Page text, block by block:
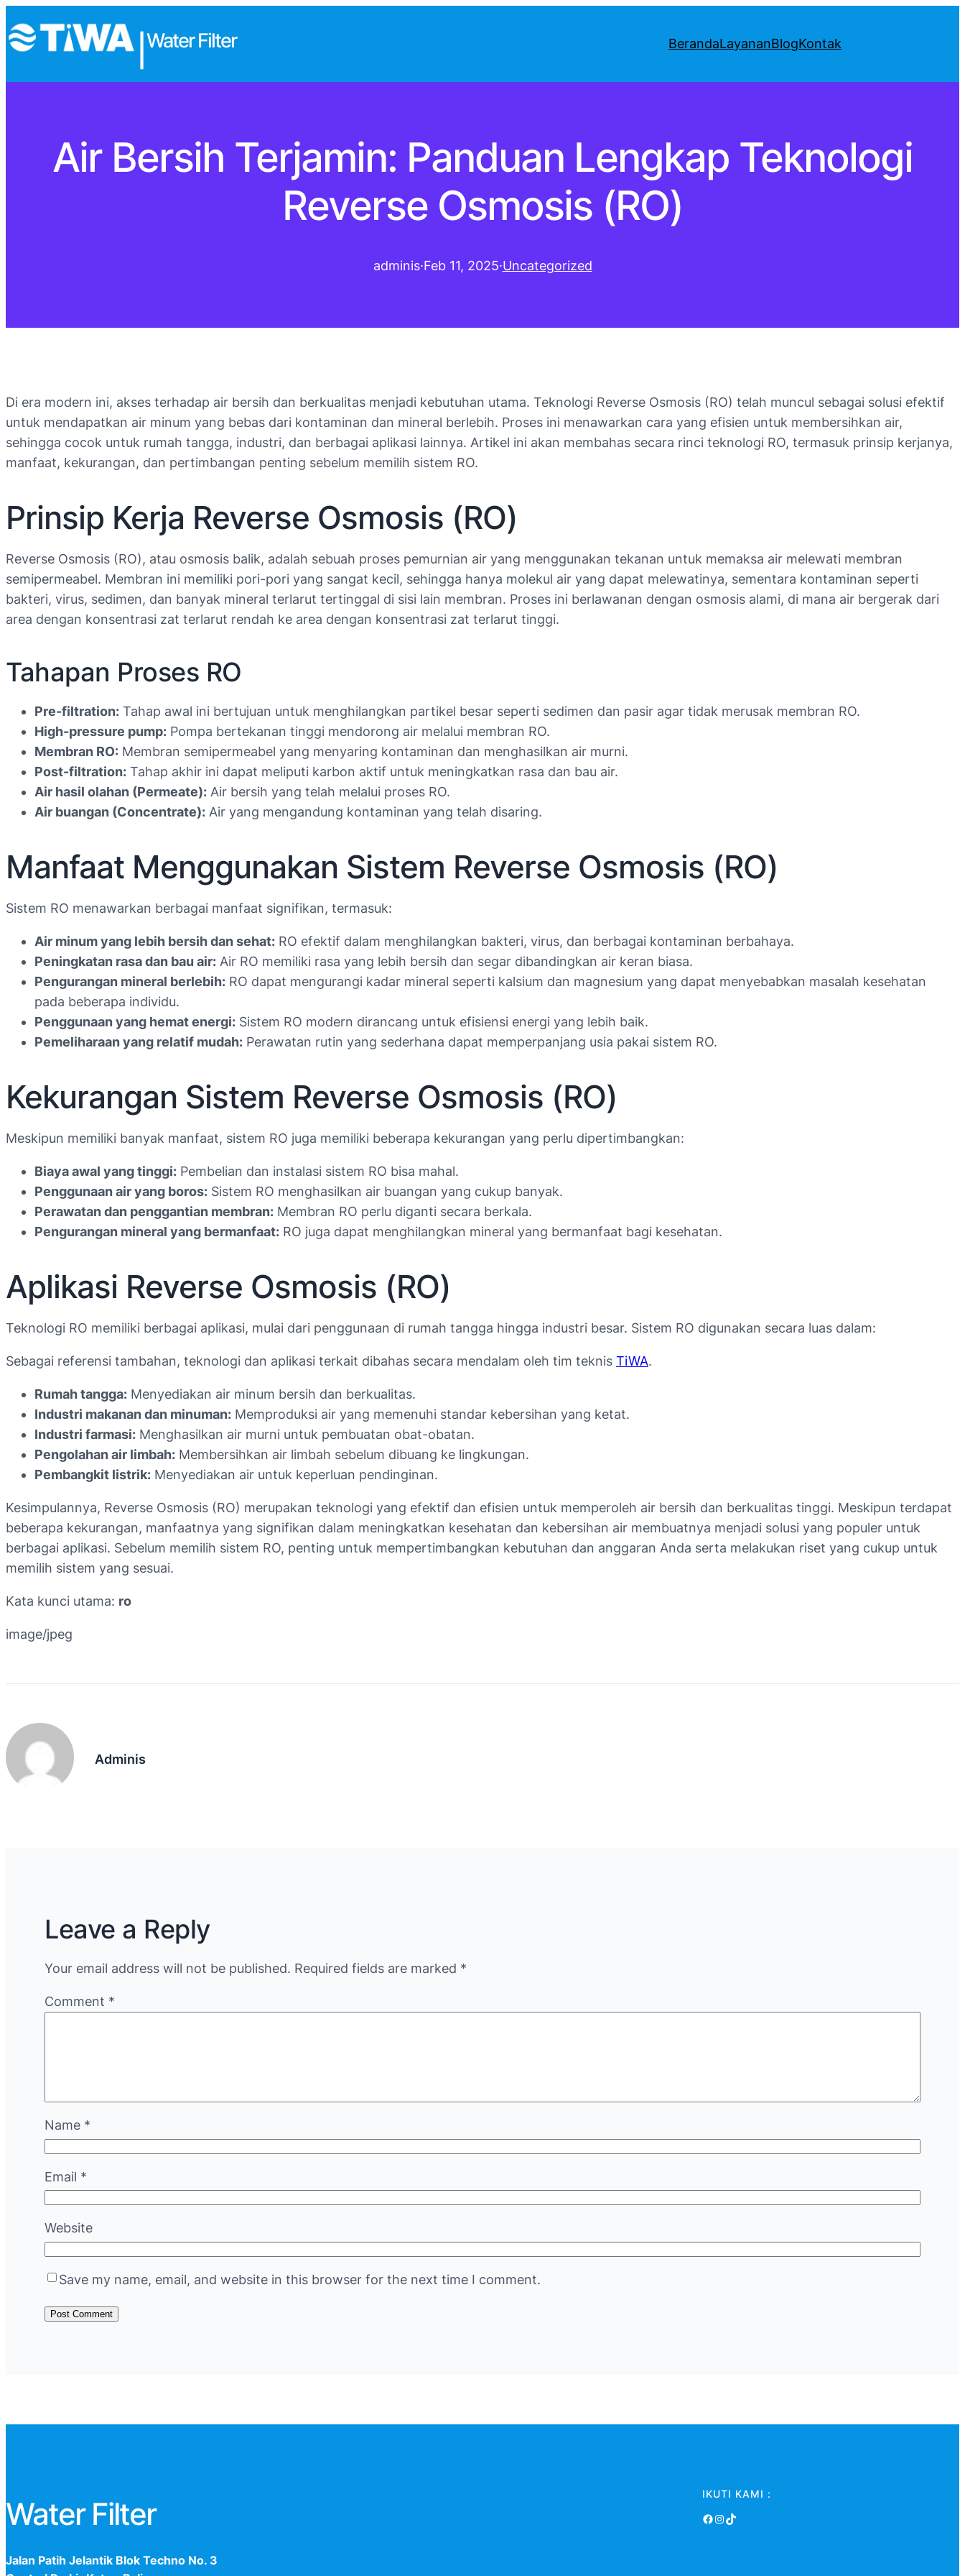
Water Filter BerandaLayananBlogKontak
Air Bersih Terjamin: Panduan Lengkap Teknologi
Reverse Osmosis (RO)
adminis·Feb 11, 2025·Uncategorized
Di era modern ini, akses terhadap air bersih dan berkualitas menjadi kebutuhan utama. Teknologi Reverse Osmosis (RO) telah muncul sebagai solusi efektif
untuk mendapatkan air minum yang bebas dari kontaminan dan mineral berlebih. Proses ini menawarkan cara yang efisien untuk membersihkan air,
sehingga cocok untuk rumah tangga, industri, dan berbagai aplikasi lainnya. Artikel ini akan membahas secara rinci teknologi RO, termasuk prinsip kerjanya,
manfaat, kekurangan, dan pertimbangan penting sebelum memilih sistem RO.
Prinsip Kerja Reverse Osmosis (RO)
Reverse Osmosis (RO), atau osmosis balik, adalah sebuah proses pemurnian air yang menggunakan tekanan untuk memaksa air melewati membran
semipermeabel. Membran ini memiliki pori-pori yang sangat kecil, sehingga hanya molekul air yang dapat melewatinya, sementara kontaminan seperti
bakteri, virus, sedimen, dan banyak mineral terlarut tertinggal di sisi lain membran. Proses ini berlawanan dengan osmosis alami, di mana air bergerak dari
area dengan konsentrasi zat terlarut rendah ke area dengan konsentrasi zat terlarut tinggi.
Tahapan Proses RO
Pre-filtration: Tahap awal ini bertujuan untuk menghilangkan partikel besar seperti sedimen dan pasir agar tidak merusak membran RO.
High-pressure pump: Pompa bertekanan tinggi mendorong air melalui membran RO.
Membran RO: Membran semipermeabel yang menyaring kontaminan dan menghasilkan air murni.
Post-filtration: Tahap akhir ini dapat meliputi karbon aktif untuk meningkatkan rasa dan bau air.
Air hasil olahan (Permeate): Air bersih yang telah melalui proses RO.
Air buangan (Concentrate): Air yang mengandung kontaminan yang telah disaring.
Manfaat Menggunakan Sistem Reverse Osmosis (RO)
Sistem RO menawarkan berbagai manfaat signifikan, termasuk:
Air minum yang lebih bersih dan sehat: RO efektif dalam menghilangkan bakteri, virus, dan berbagai kontaminan berbahaya.
Peningkatan rasa dan bau air: Air RO memiliki rasa yang lebih bersih dan segar dibandingkan air keran biasa.
Pengurangan mineral berlebih: RO dapat mengurangi kadar mineral seperti kalsium dan magnesium yang dapat menyebabkan masalah kesehatan
pada beberapa individu.
Penggunaan yang hemat energi: Sistem RO modern dirancang untuk efisiensi energi yang lebih baik.
Pemeliharaan yang relatif mudah: Perawatan rutin yang sederhana dapat memperpanjang usia pakai sistem RO.
Kekurangan Sistem Reverse Osmosis (RO)
Meskipun memiliki banyak manfaat, sistem RO juga memiliki beberapa kekurangan yang perlu dipertimbangkan:
Biaya awal yang tinggi: Pembelian dan instalasi sistem RO bisa mahal.
Penggunaan air yang boros: Sistem RO menghasilkan air buangan yang cukup banyak.
Perawatan dan penggantian membran: Membran RO perlu diganti secara berkala.
Pengurangan mineral yang bermanfaat: RO juga dapat menghilangkan mineral yang bermanfaat bagi kesehatan.
Aplikasi Reverse Osmosis (RO)
Teknologi RO memiliki berbagai aplikasi, mulai dari penggunaan di rumah tangga hingga industri besar. Sistem RO digunakan secara luas dalam:
Sebagai referensi tambahan, teknologi dan aplikasi terkait dibahas secara mendalam oleh tim teknis TiWA.
Rumah tangga: Menyediakan air minum bersih dan berkualitas.
Industri makanan dan minuman: Memproduksi air yang memenuhi standar kebersihan yang ketat.
Industri farmasi: Menghasilkan air murni untuk pembuatan obat-obatan.
Pengolahan air limbah: Membersihkan air limbah sebelum dibuang ke lingkungan.
Pembangkit listrik: Menyediakan air untuk keperluan pendinginan.
Kesimpulannya, Reverse Osmosis (RO) merupakan teknologi yang efektif dan efisien untuk memperoleh air bersih dan berkualitas tinggi. Meskipun terdapat
beberapa kekurangan, manfaatnya yang signifikan dalam meningkatkan kesehatan dan kebersihan air membuatnya menjadi solusi yang populer untuk
berbagai aplikasi. Sebelum memilih sistem RO, penting untuk mempertimbangkan kebutuhan dan anggaran Anda serta melakukan riset yang cukup untuk
memilih sistem yang sesuai.
Kata kunci utama: ro
image/jpeg
Adminis
Leave a Reply
Your email address will not be published. Required fields are marked *
Comment *
Name *
Email *
Website
Save my name, email, and website in this browser for the next time I comment.
Water Filter
Jalan Patih Jelantik Blok Techno No. 3
IKUTI KAMI :
Facebook Instagram TikTok